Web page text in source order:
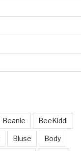
Beanie BeeKiddi
Bluse Body